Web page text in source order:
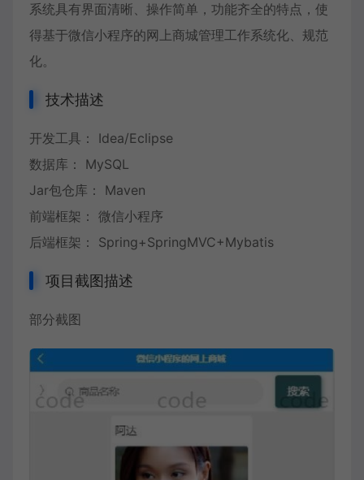
系统具有界面清晰、操作简单，功能齐全的特点，使
得基于微信小程序的网上商城管理工作系统化、规范
化。
技术描述
开发工具： Idea/Eclipse
数据库： MySQL
Jar包仓库： Maven
前端框架： 微信小程序
后端框架： Spring+SpringMVC+Mybatis
项目截图描述
部分截图